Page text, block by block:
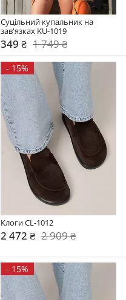
Суцільний купальник на
зав'язках KU-1019
349 ₴ 1 749 ₴
- 15%
Клоги CL-1012
2 472 ₴ 2 909 ₴
- 15%